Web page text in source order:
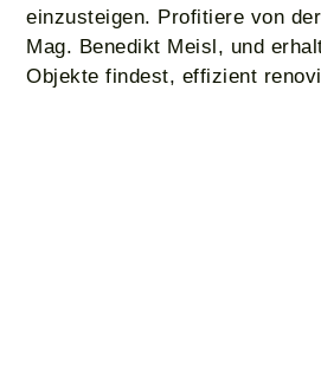
einzusteigen. Profitiere von
Mag. Benedikt Meisl, und
Objekte findest, effizient